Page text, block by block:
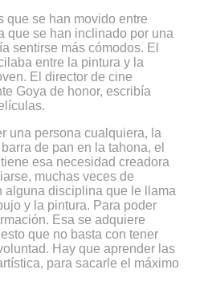
que se han movido entre
que se han inclinado por una
sentirse más cómodos. El
entre la pintura y la
El director de cine
Goya de honor, escribía
una persona cualquiera, la
de pan en la tahona, el
esa necesidad creadora
muchas veces de
alguna disciplina que le llama
y la pintura. Para poder
Esa se adquiere
que no basta con tener
Hay que aprender las
para sacarle el máximo